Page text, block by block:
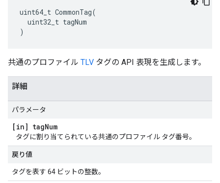
uint64_t CommonTag(
  uint32_t tagNum
)
共通のプロファイル TLV タグの API 表現を生成します。
詳細
パラメータ
[in] tagNum
タグに割り当てられている共通のプロファイル タグ番号。
戻り値
タグを表す 64 ビットの整数。